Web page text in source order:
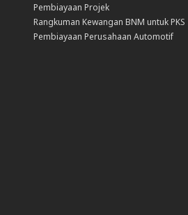
Pembiayaan Projek
Rangkuman Kewangan BNM untuk PKS
Pembiayaan Perusahaan Automotif